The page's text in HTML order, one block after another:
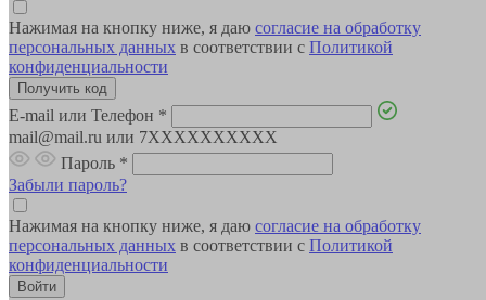
Нажимая на кнопку ниже, я даю согласие на обработку
персональных данных в соответствии с Политикой
конфиденциальности
E-mail или Телефон *
mail@mail.ru или 7XXXXXXXXXX
Пароль *
Забыли пароль?
Нажимая на кнопку ниже, я даю согласие на обработку
персональных данных в соответствии с Политикой
конфиденциальности